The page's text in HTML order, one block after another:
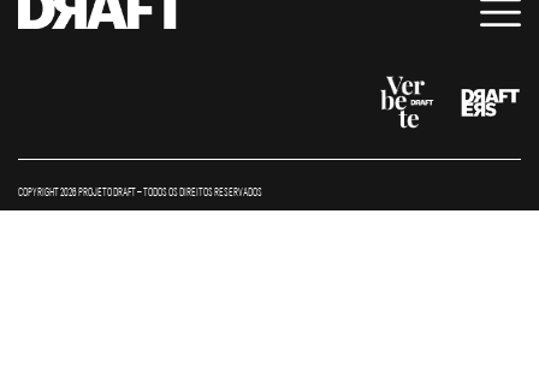
COPYRIGHT 2026 PROJETO DRAFT – TODOS OS DIREITOS RESERVADOS